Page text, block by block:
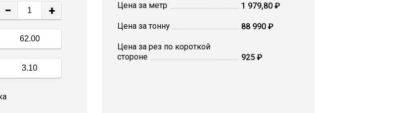
− + Цена за метр 1 979,80 ₽
Цена за тонну 88 990 ₽
Цена за рез по короткой
стороне
925 ₽